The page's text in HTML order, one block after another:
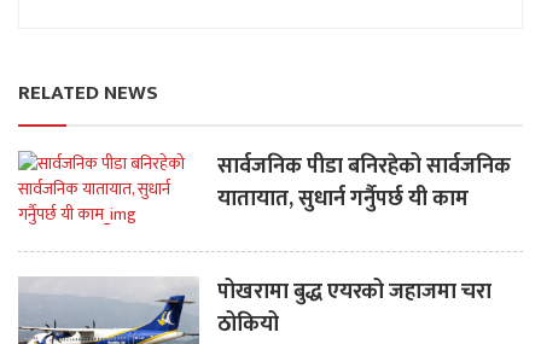
RELATED NEWS
सार्वजनिक पीडा बनिरहेको सार्वजनिक
यातायात, सुधार्न गर्नुैपर्छ यी काम
पोखरामा बुद्ध एयरको जहाजमा चरा
ठोकियो